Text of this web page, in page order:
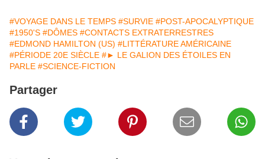
#VOYAGE DANS LE TEMPS #SURVIE #POST-APOCALYPTIQUE
#1950'S #DÔMES #CONTACTS EXTRATERRESTRES
#EDMOND HAMILTON (US) #LITTÉRATURE AMÉRICAINE
#PÉRIODE 20E SIÈCLE #► LE GALION DES ÉTOILES EN
PARLE #SCIENCE-FICTION
Partager